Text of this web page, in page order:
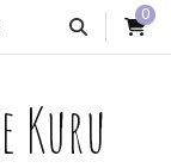
0
Kuru